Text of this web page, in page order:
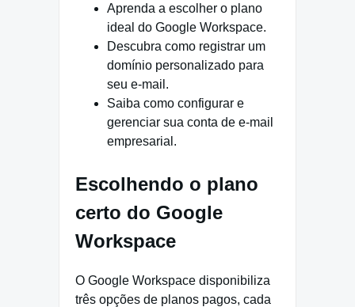
Aprenda a escolher o plano
ideal do Google Workspace.
Descubra como registrar um
domínio personalizado para
seu e-mail.
Saiba como configurar e
gerenciar sua conta de e-mail
empresarial.
Escolhendo o plano
certo do Google
Workspace
O Google Workspace disponibiliza
três opções de planos pagos, cada